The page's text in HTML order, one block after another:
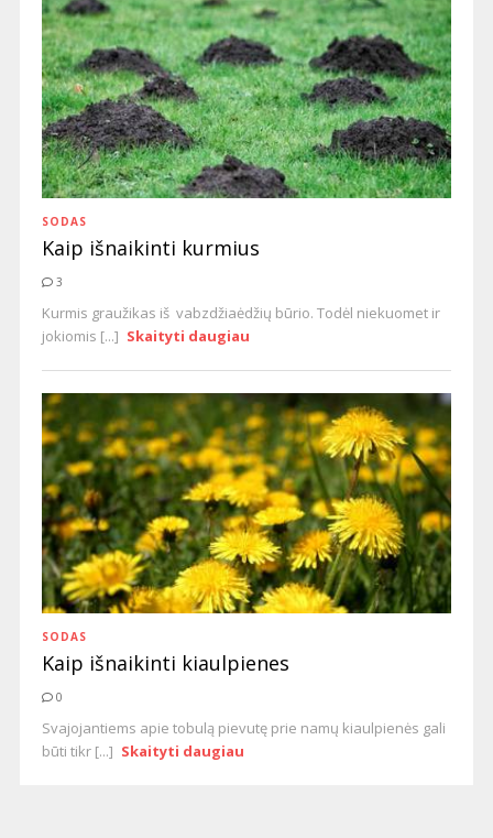
SODAS
Kaip išnaikinti kurmius
3
Kurmis graužikas iš vabzdžiaėdžių būrio. Todėl niekuomet ir
jokiomis [...] Skaityti daugiau
SODAS
Kaip išnaikinti kiaulpienes
0
Svajojantiems apie tobulą pievutę prie namų kiaulpienės gali
būti tikr [...] Skaityti daugiau